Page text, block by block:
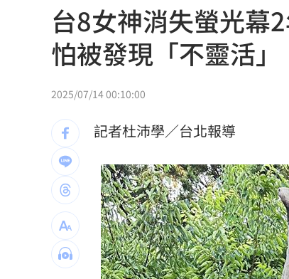
特斯拉撞12車！目擊者：賓士擋下
姜厚任女友「3碩1博」爆造假！本
慈濟遭詐10億 AIT突發文打擊詐騙
新北爆警匪追逐…轟4槍射3輪！破
7月急跌觸底 高含積這幾檔受益
白海豚海警範圍擴大！最新暴風圈
慈濟遭詐10億 國民黨不認錯反
台8女神消失螢光
怕被發現「不靈活」
2025/07/14 00:10:00
記者杜沛學／台北報導